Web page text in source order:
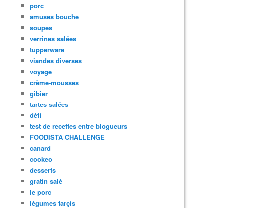
porc
amuses bouche
soupes
verrines salées
tupperware
viandes diverses
voyage
crème-mousses
gibier
tartes salées
défi
test de recettes entre blogueurs
FOODISTA CHALLENGE
canard
cookeo
desserts
gratin salé
le porc
légumes farçis